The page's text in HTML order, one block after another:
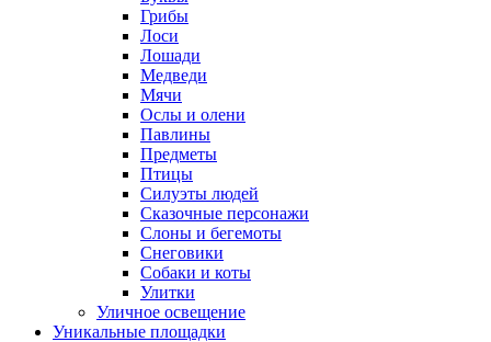
Грибы
Лоси
Лошади
Медведи
Мячи
Ослы и олени
Павлины
Предметы
Птицы
Силуэты людей
Сказочные персонажи
Слоны и бегемоты
Снеговики
Собаки и коты
Улитки
Уличное освещение
Уникальные площадки